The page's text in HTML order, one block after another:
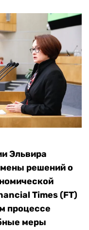
Эльвира
решений о
Times (FT)
процессе
меры